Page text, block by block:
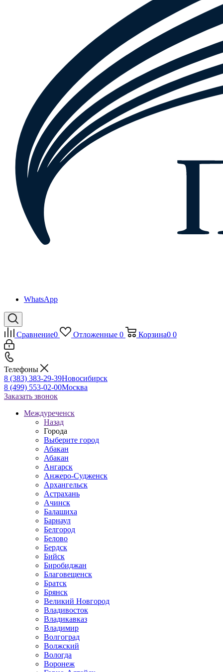
WhatsApp
Сравнение0 Отложенные 0 Корзина0 0
Телефоны
8 (383) 383-29-39Новосибирск
8 (499) 553-02-00Москва
Заказать звонок
Междуреченск
Назад
Города
Выберите город
Абакан
Абакан
Ангарск
Анжеро-Судженск
Архангельск
Астрахань
Ачинск
Балашиха
Барнаул
Белгород
Белово
Бердск
Бийск
Биробиджан
Благовещенск
Братск
Брянск
Великий Новгород
Владивосток
Владикавказ
Владимир
Волгоград
Волжский
Вологда
Воронеж